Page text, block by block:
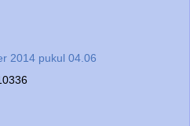
2014 pukul 04.06